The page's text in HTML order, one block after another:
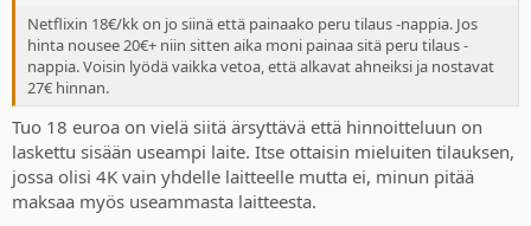
Netflixin 18€/kk on jo siinä että painaako peru tilaus -nappia. Jos
hinta nousee 20€+ niin sitten aika moni painaa sitä peru tilaus -
nappia. Voisin lyödä vaikka vetoa, että alkavat ahneiksi ja nostavat
27€ hinnan.
Tuo 18 euroa on vielä siitä ärsyttävä että hinnoitteluun on
laskettu sisään useampi laite. Itse ottaisin mieluiten tilauksen,
jossa olisi 4K vain yhdelle laitteelle mutta ei, minun pitää
maksaa myös useammasta laitteesta.